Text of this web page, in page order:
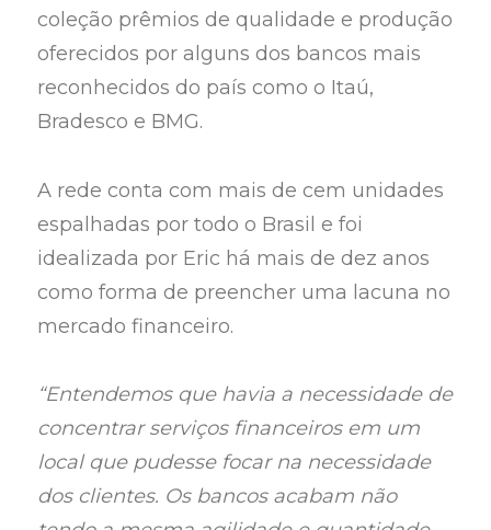
coleção prêmios de qualidade e produção
oferecidos por alguns dos bancos mais
reconhecidos do país como o Itaú,
Bradesco e BMG.
A rede conta com mais de cem unidades
espalhadas por todo o Brasil e foi
idealizada por Eric há mais de dez anos
como forma de preencher uma lacuna no
mercado financeiro.
“Entendemos que havia a necessidade de
concentrar serviços financeiros em um
local que pudesse focar na necessidade
dos clientes. Os bancos acabam não